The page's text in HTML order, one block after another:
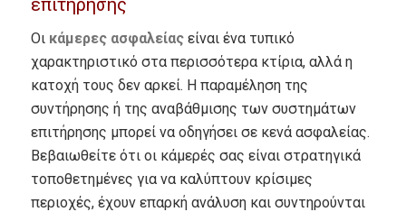
επιτήρησης
Οι κάμερες ασφαλείαςείναι ένα τυπικό
χαρακτηριστικό στα περισσότερα κτίρια, αλλά η
κατοχή τους δεν αρκεί. Η παραμέληση της
συντήρησης ή της αναβάθμισης των συστημάτων
επιτήρησης μπορεί να οδηγήσει σε κενά ασφαλείας.
Βεβαιωθείτε ότι οι κάμερές σας είναι στρατηγικά
τοποθετημένες για να καλύπτουν κρίσιμες
περιοχές, έχουν επαρκή ανάλυση και συντηρούνται